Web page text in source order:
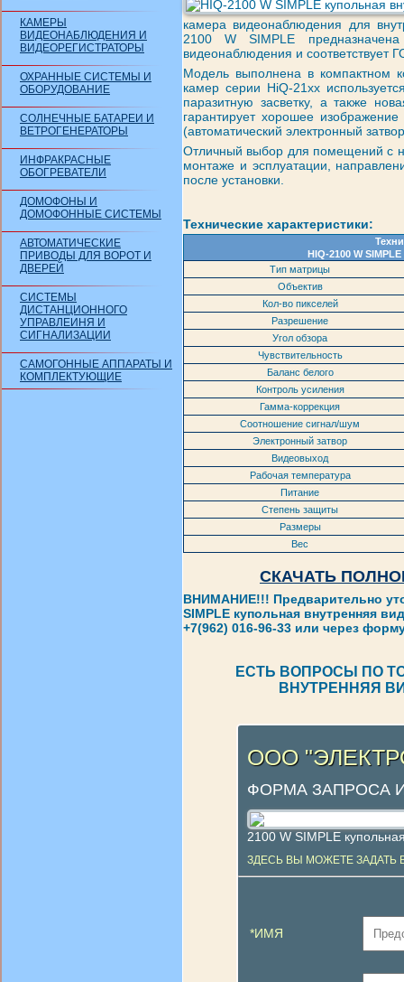
КАМЕРЫ
ВИДЕОНАБЛЮДЕНИЯ И
ВИДЕОРЕГИСТРАТОРЫ
ОХРАННЫЕ СИСТЕМЫ И
ОБОРУДОВАНИЕ
СОЛНЕЧНЫЕ БАТАРЕИ И
ВЕТРОГЕНЕРАТОРЫ
ИНФРАКРАСНЫЕ
ОБОГРЕВАТЕЛИ
ДОМОФОНЫ И
ДОМОФОННЫЕ СИСТЕМЫ
АВТОМАТИЧЕСКИЕ
ПРИВОДЫ ДЛЯ ВОРОТ И
ДВЕРЕЙ
СИСТЕМЫ
ДИСТАНЦИОННОГО
УПРАВЛЕИНЯ И
СИГНАЛИЗАЦИИ
САМОГОННЫЕ АППАРАТЫ И
КОМПЛЕКТУЮЩИЕ
камера видеонаблюдения для
2100 W SIMPLE
видеонаблюдения и соответствует
Модель выполнена в компактном
камер серии HiQ-21xx
паразитную засветку, а также
гарантирует хорошее
(автоматический электронный
Отличный выбор для помещений с
монтаже и эсплуатации,
после установки.
Технические характеристики:
HIQ-2100 W
Тип матрицы
Объектив
Кол-во пикселей
Разрешение
Угол обзора
Чувствительность
Баланс белого
Контроль усиления
Гамма-коррекция
Соотношение сигнал/шум
Электронный затвор
Видеовыход
Рабочая температура
Питание
Степень защиты
Размеры
Вес
СКАЧАТЬ
ВНИМАНИЕ!!! Предварительно
SIMPLE купольная внутренняя
+7(962) 016-96-33 или через
ЕСТЬ ВОПРОСЫ ПО
ВНУТРЕННЯЯ
ООО
ФОРМА ЗАПРОСА
2100 W SIMPLE
ЗДЕСЬ ВЫ МОЖЕТЕ ЗАДАТЬ
*ИМЯ